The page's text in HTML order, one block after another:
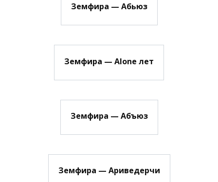
Земфира — Абьюз
Земфира — Alone лет
Земфира — Абъюз
Земфира — Ариведерчи